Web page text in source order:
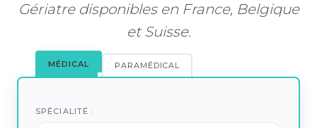
Gériatre disponibles en France, Belgique
et Suisse.
MÉDICAL PARAMÉDICAL
SPÉCIALITÉ :